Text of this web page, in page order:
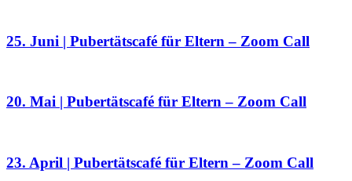
25. Juni | Pubertätscafé für Eltern – Zoom Call
20. Mai | Pubertätscafé für Eltern – Zoom Call
23. April | Pubertätscafé für Eltern – Zoom Call